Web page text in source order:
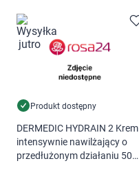
Produkt dostępny
DERMEDIC HYDRAIN 2 Krem
intensywnie nawilżający o
przedłużonym działaniu 50